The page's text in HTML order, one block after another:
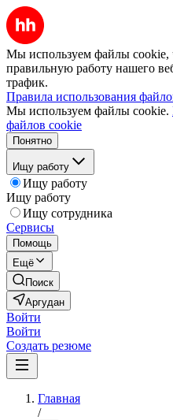
Мы используем файлы cookie,
правильную работу нашего
трафик.
Правила использования
Мы используем файлы cookie.
файлов cookie
Понятно
Ищу работу
Ищу работу
Ищу работу
Ищу сотрудника
Сервисы
Помощь
Ещё
Поиск
Аргудан
Войти
Войти
Создать резюме
Главная
/